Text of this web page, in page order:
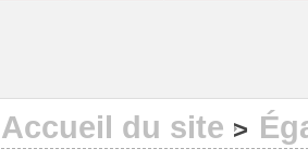
Accueil du site >